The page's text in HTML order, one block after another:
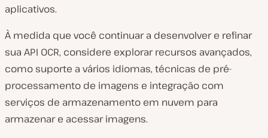
aplicativos.
À medida que você continuar a desenvolver e refinar
sua API OCR, considere explorar recursos avançados,
como suporte a vários idiomas, técnicas de pré-
processamento de imagens e integração com
serviços de armazenamento em nuvem para
armazenar e acessar imagens.